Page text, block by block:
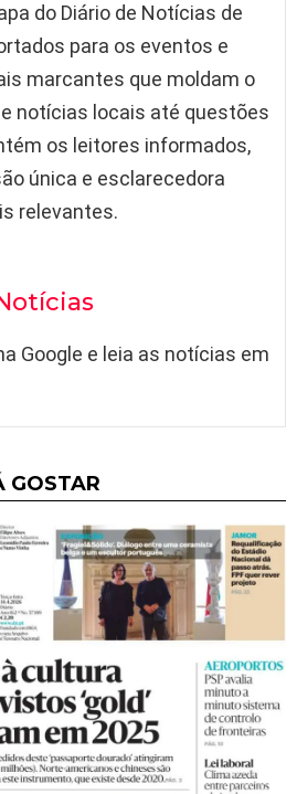
do Diário de Notícias de
para os eventos e
marcantes que moldam o
notícias locais até questões
os leitores informados,
única e esclarecedora
relevantes.
Google e leia as notícias em
GOSTAR